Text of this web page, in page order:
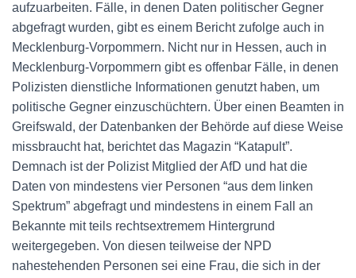
aufzuarbeiten. Fälle, in denen Daten politischer Gegner
abgefragt wurden, gibt es einem Bericht zufolge auch in
Mecklenburg-Vorpommern. Nicht nur in Hessen, auch in
Mecklenburg-Vorpommern gibt es offenbar Fälle, in denen
Polizisten dienstliche Informationen genutzt haben, um
politische Gegner einzuschüchtern. Über einen Beamten in
Greifswald, der Datenbanken der Behörde auf diese Weise
missbraucht hat, berichtet das Magazin “Katapult”.
Demnach ist der Polizist Mitglied der AfD und hat die
Daten von mindestens vier Personen “aus dem linken
Spektrum” abgefragt und mindestens in einem Fall an
Bekannte mit teils rechtsextremem Hintergrund
weitergegeben. Von diesen teilweise der NPD
nahestehenden Personen sei eine Frau, die sich in der